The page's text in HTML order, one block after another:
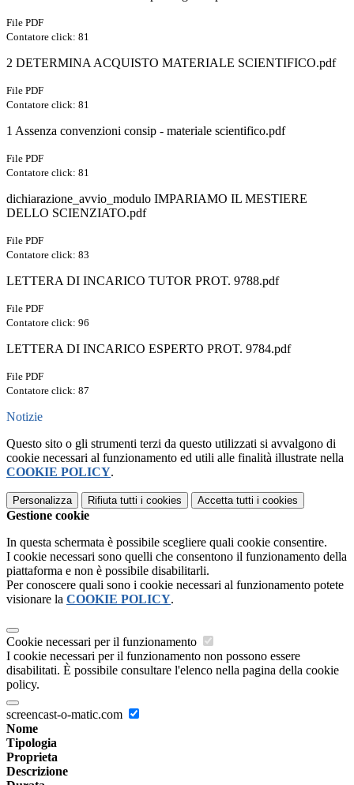
File PDF
Contatore click: 81
2 DETERMINA ACQUISTO MATERIALE SCIENTIFICO.pdf
File PDF
Contatore click: 81
1 Assenza convenzioni consip - materiale scientifico.pdf
File PDF
Contatore click: 81
dichiarazione_avvio_modulo IMPARIAMO IL MESTIERE
DELLO SCIENZIATO.pdf
File PDF
Contatore click: 83
LETTERA DI INCARICO TUTOR PROT. 9788.pdf
File PDF
Contatore click: 96
LETTERA DI INCARICO ESPERTO PROT. 9784.pdf
File PDF
Contatore click: 87
Notizie
Questo sito o gli strumenti terzi da questo utilizzati si avvalgono di
cookie necessari al funzionamento ed utili alle finalità illustrate nella
COOKIE POLICY.
Personalizza Rifiuta tutti i cookies Accetta tutti i cookies
Gestione cookie
In questa schermata è possibile scegliere quali cookie consentire.
I cookie necessari sono quelli che consentono il funzionamento della
piattaforma e non è possibile disabilitarli.
Per conoscere quali sono i cookie necessari al funzionamento potete
visionare la COOKIE POLICY.
Cookie necessari per il funzionamento
I cookie necessari per il funzionamento non possono essere
disabilitati. È possibile consultare l'elenco nella pagina della cookie
policy.
screencast-o-matic.com
Nome
Tipologia
Proprieta
Descrizione